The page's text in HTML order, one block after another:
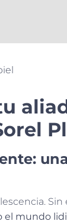
Sin
el mundo